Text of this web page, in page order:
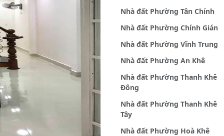
Nhà đất Phường Tân Chính
Nhà đất Phường Chính Gián
Nhà đất Phường Vĩnh Trung
Nhà đất Phường An Khê
Nhà đất Phường Thanh Khê
Đông
Nhà đất Phường Thanh Khê
Tây
Nhà đất Phường Hoà Khê